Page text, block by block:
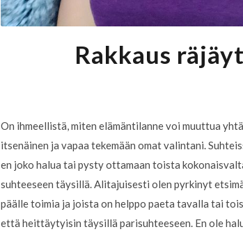
Rakkaus
On ihmeellistä, miten elämäntilanne voi muuttua
itsenäinen ja vapaa tekemään omat valintani.
en joko halua tai pysty ottamaan toista
suhteeseen täysillä. Alitajuisesti olen pyrkinyt
päälle toimia ja joista on helppo paeta tavalla tai
että heittäytyisin täysillä parisuhteeseen. En ole